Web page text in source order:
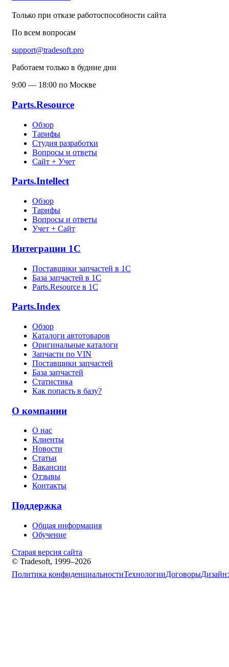
Только при отказе работоспособности сайта
По всем вопросам
support@tradesoft.pro
Работаем только в будние дни
9:00 — 18:00 по Москве
Parts.Resource
Обзор
Тарифы
Студия разработки
Вопросы и ответы
Сайт + Учет
Parts.Intellect
Обзор
Тарифы
Вопросы и ответы
Учет + Сайт
Интеграции 1С
Поставщики запчастей в 1C
База запчастей в 1С
Parts.Resource в 1C
Parts.Index
Обзор
Каталоги автотоваров
Оригинальные каталоги
Запчасти по VIN
Поставщики запчастей
База запчастей
Статистика
Как попасть в базу?
О компании
О нас
Клиенты
Новости
Статьи
Вакансии
Отзывы
Контакты
Поддержка
Общая информация
Обучение
Старая версия сайта
© Tradesoft, 1999–2026
Политика конфиденциальностиТехнологииДоговорыДизайн: